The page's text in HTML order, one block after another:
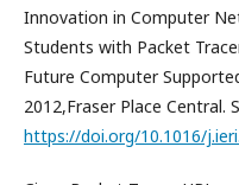
Innovation in Computer
Students with Packet
Future Computer
2012,Fraser Place Central.
https://doi.org/10.1016/